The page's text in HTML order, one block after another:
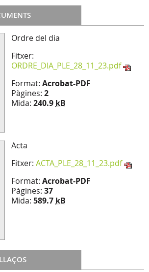
Ordre del dia
Fitxer:
ORDRE_DIA_PLE_28_11_23.pdf
Format: Acrobat-PDF
Pàgines: 2
Mida: 240.9 kB
Acta
Fitxer: ACTA_PLE_28_11_23.pdf
Format: Acrobat-PDF
Pàgines: 37
Mida: 589.7 kB